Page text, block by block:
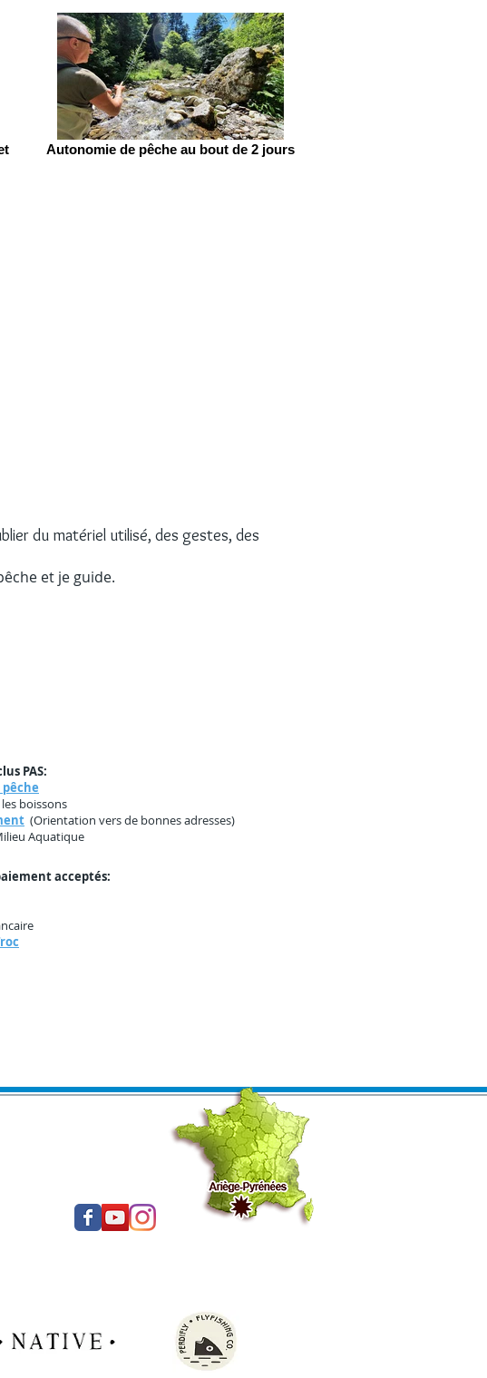
du matériel utilisé, des gestes, des
et je guide.
Autonomie de pêche au bout de 2 jours
PAS:
boissons
(Orientation vers de bonnes adresses)
Aquatique
acceptés: